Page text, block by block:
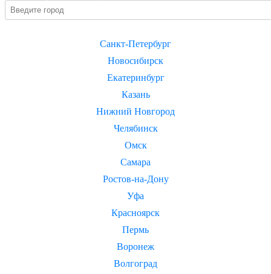
Санкт-Петербург
Новосибирск
Екатеринбург
Казань
Нижний Новгород
Челябинск
Омск
Самара
Ростов-на-Дону
Уфа
Красноярск
Пермь
Воронеж
Волгоград